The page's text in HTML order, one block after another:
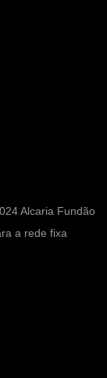
Alcaria Fundão
a rede fixa